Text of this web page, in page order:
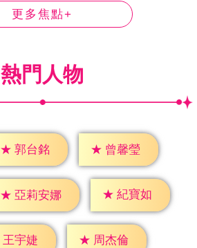
更多焦點+
熱門人物
★ 郭台銘 ★ 曾馨瑩
★ 亞莉安娜 ★ 紀寶如
王宇婕 ★ 周杰倫